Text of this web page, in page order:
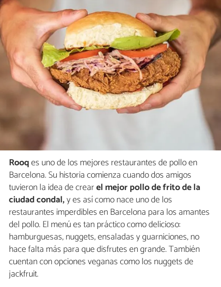
Rooqes uno de los mejores restaurantes de pollo en
Barcelona. Su historia comienza cuando dos amigos
tuvieron la idea de crearel mejor pollo de frito de la
ciudad condal,y es así como nace uno de los
restaurantes imperdibles en Barcelona para los amantes
del pollo. El menú es tan práctico como delicioso:
hamburguesas, nuggets, ensaladas y guarniciones, no
hace falta más para que disfrutes en grande. También
cuentan con opciones veganas como los nuggets de
jackfruit.